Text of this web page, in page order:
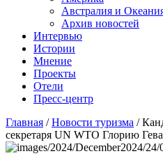
Австралия и
Архив новостей
Интервью
Истории
Мнение
Проекты
Отели
Пресс-центр
Главная /Новости туризма /
секретаря UN WTO Глорию